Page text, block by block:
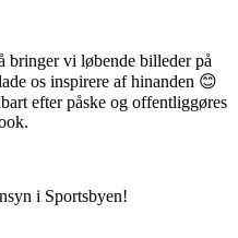
bringer vi løbende billeder på
os inspirere af hinanden 😊
efter påske og offentliggøres
i Sportsbyen!